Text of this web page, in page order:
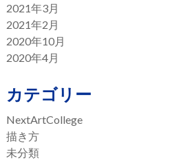
2021年3月
2021年2月
2020年10月
2020年4月
カテゴリー
NextArtCollege
描き方
未分類